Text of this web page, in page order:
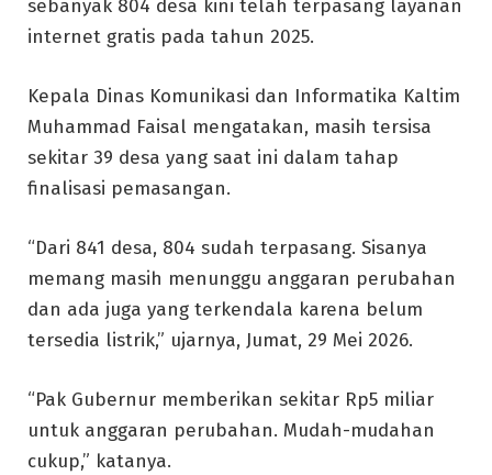
sebanyak 804 desa kini telah terpasang layanan
internet gratis pada tahun 2025.
Kepala Dinas Komunikasi dan Informatika Kaltim
Muhammad Faisal mengatakan, masih tersisa
sekitar 39 desa yang saat ini dalam tahap
finalisasi pemasangan.
“Dari 841 desa, 804 sudah terpasang. Sisanya
memang masih menunggu anggaran perubahan
dan ada juga yang terkendala karena belum
tersedia listrik,” ujarnya, Jumat, 29 Mei 2026.
“Pak Gubernur memberikan sekitar Rp5 miliar
untuk anggaran perubahan. Mudah-mudahan
cukup,” katanya.